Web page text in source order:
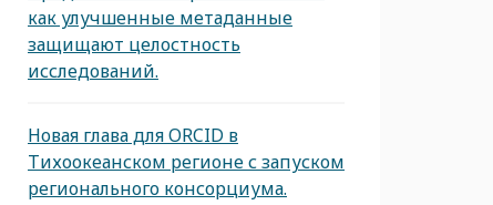
как улучшенные метаданные
защищают целостность
исследований.
Новая глава для ORCID в
Тихоокеанском регионе с запуском
регионального консорциума.